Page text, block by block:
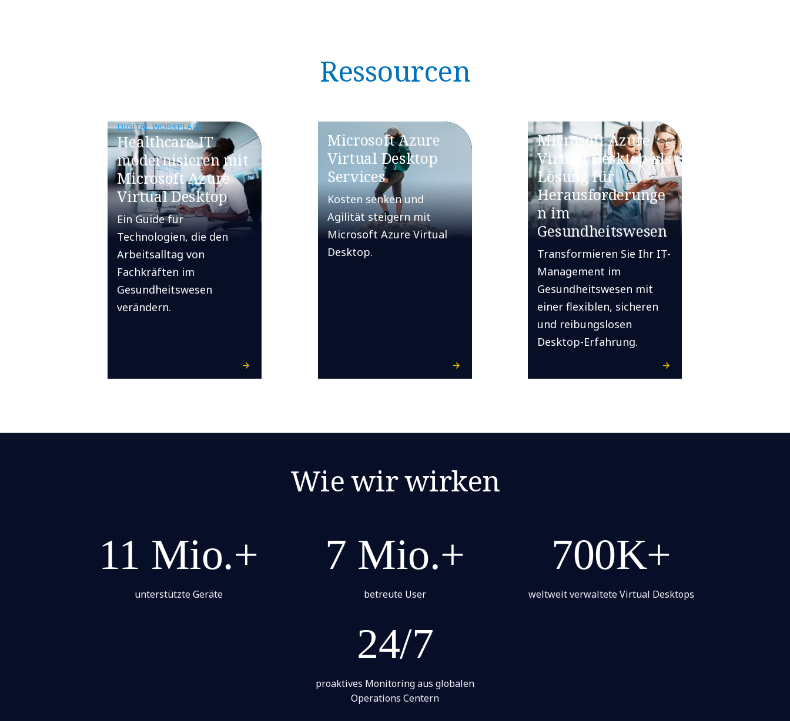
Ressourcen
DIGITAL WORKPLACE
Healthcare-IT
modernisieren mit
Microsoft Azure
Virtual Desktop
Ein Guide für
Technologien, die den
Arbeitsalltag von
Fachkräften im
Gesundheitswesen
verändern.
Microsoft Azure
Virtual Desktop
Services
Kosten senken und
Agilität steigern mit
Microsoft Azure Virtual
Desktop.
Microsoft Azure
Virtual Desktop als
Lösung für
Herausforderunge
n im
Gesundheitswesen
Transformieren Sie Ihr IT-
Management im
Gesundheitswesen mit
einer flexiblen, sicheren
und reibungslosen
Desktop-Erfahrung.
Wie wir wirken
11 Mio.+
unterstützte Geräte
7 Mio.+
betreute User
700K+
weltweit verwaltete Virtual Desktops
24/7
proaktives Monitoring aus globalen
Operations Centern